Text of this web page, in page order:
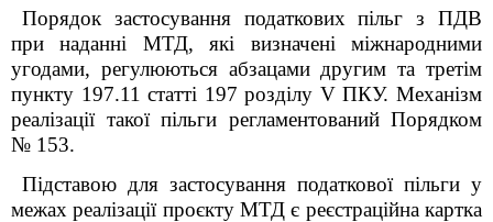
Порядок застосування податкових пільг з ПДВ
при наданні МТД, які визначені міжнародними
угодами, регулюються абзацами другим та третім
пункту 197.11 статті 197 розділу V ПКУ. Механізм
реалізації такої пільги регламентований Порядком
№ 153.
Підставою для застосування податкової пільги у
межах реалізації проєкту МТД є реєстраційна картка